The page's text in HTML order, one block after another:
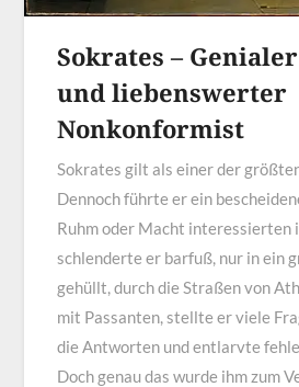
Sokrates –
und liebenswerter
Nonkonformist
Sokrates gilt als einer der
Dennoch führte er ein
Ruhm oder Macht interessierten
schlenderte er barfuß, nur in ein
gehüllt, durch die Straßen von
mit Passanten, stellte er viele
die Antworten und entlarvte
Doch genau das wurde ihm zum